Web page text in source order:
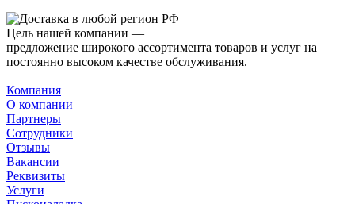
Цель нашей компании —
предложение широкого ассортимента товаров и услуг на
постоянно высоком качестве обслуживания.
Компания
О компании
Партнеры
Сотрудники
Отзывы
Вакансии
Реквизиты
Услуги